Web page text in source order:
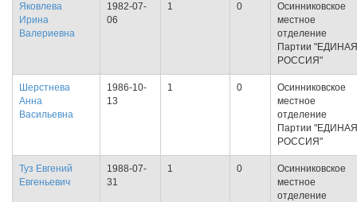
Яковлева
Ирина
Валериевна
1982-07-
06
1 0
Осинниковское
местное
отделение
Партии "ЕДИНАЯ
РОССИЯ"
Шерстнева
Анна
Васильевна
1986-10-
13
1 0
Осинниковское
местное
отделение
Партии "ЕДИНАЯ
РОССИЯ"
Туз Евгений
Евгеньевич
1988-07-
31
1 0
Осинниковское
местное
отделение